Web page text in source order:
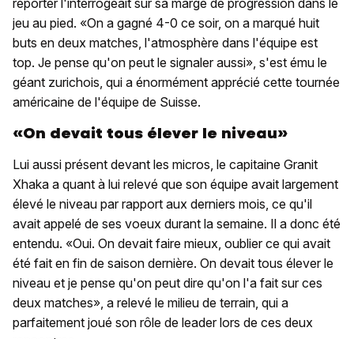
reporter l'interrogeait sur sa marge de progression dans le
jeu au pied. «On a gagné 4-0 ce soir, on a marqué huit
buts en deux matches, l'atmosphère dans l'équipe est
top. Je pense qu'on peut le signaler aussi», s'est ému le
géant zurichois, qui a énormément apprécié cette tournée
américaine de l'équipe de Suisse.
«On devait tous élever le niveau»
Lui aussi présent devant les micros, le capitaine Granit
Xhaka a quant à lui relevé que son équipe avait largement
élevé le niveau par rapport aux derniers mois, ce qu'il
avait appelé de ses voeux durant la semaine. Il a donc été
entendu. «Oui. On devait faire mieux, oublier ce qui avait
été fait en fin de saison dernière. On devait tous élever le
niveau et je pense qu'on peut dire qu'on l'a fait sur ces
deux matches», a relevé le milieu de terrain, qui a
parfaitement joué son rôle de leader lors de ces deux